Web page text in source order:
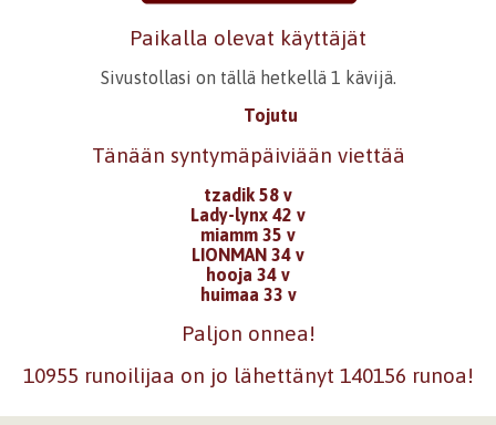
Paikalla olevat käyttäjät
Sivustollasi on tällä hetkellä 1 kävijä.
Tojutu
Tänään syntymäpäiviään viettää
tzadik 58 v
Lady-lynx 42 v
miamm 35 v
LIONMAN 34 v
hooja 34 v
huimaa 33 v
Paljon onnea!
10955 runoilijaa on jo lähettänyt 140156 runoa!